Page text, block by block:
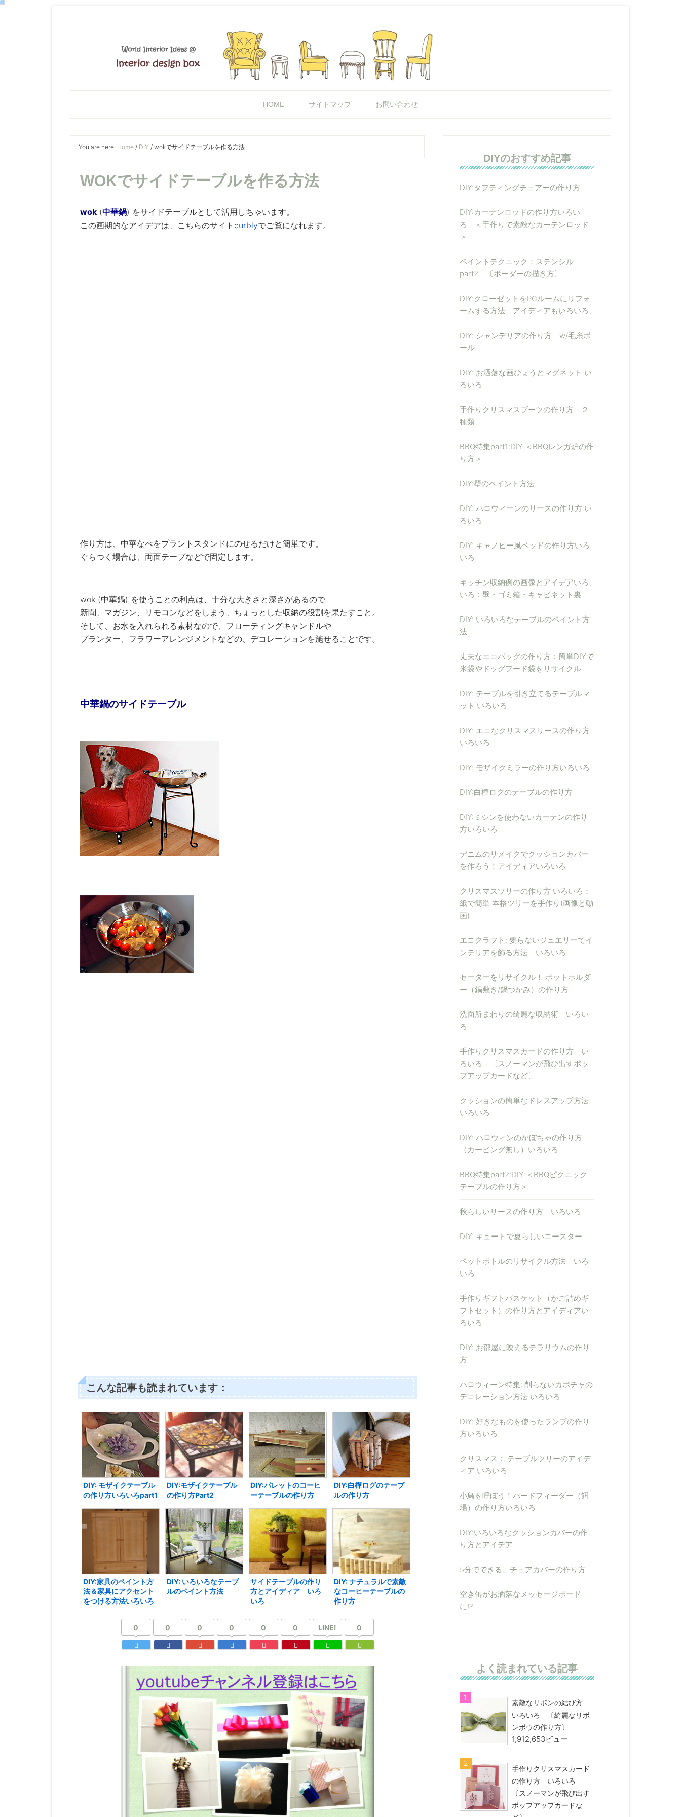
HOME サイトマップ お問い合わせ
You are here: Home / DIY / wokでサイドテーブルを作る方法
WOKでサイドテーブルを作る方法
wok (中華鍋) をサイドテーブルとして活用しちゃいます。
この画期的なアイデアは、こちらのサイト curblyでご覧になれます。
作り方は、中華なべをプラントスタンドにのせるだけと簡単です。
ぐらつく場合は、両面テープなどで固定します。
wok (中華鍋) を使うことの利点は、十分な大きさと深さがあるので
新聞、マガジン、リモコンなどをしまう、ちょっとした収納の役割を果たすこと。
そして、お水を入れられる素材なので、フローティングキャンドルや
プランター、フラワーアレンジメントなどの、デコレーションを施せることです。
中華鍋のサイドテーブル
こんな記事も読まれています：
DIY: モザイクテーブル
の作り方いろいろpart1
DIY:モザイクテーブル
の作り方Part2
DIY:パレットのコーヒ
ーテーブルの作り方
DIY:白樺ログのテーブ
ルの作り方
DIY:家具のペイント方
法＆家具にアクセント
をつける方法いろいろ
DIY: いろいろなテーブ
ルのペイント方法
サイドテーブルの作り
方とアイディア いろ
いろ
DIY: ナチュラルで素敵
なコーヒーテーブルの
作り方
0 0 0 0 0 0 LINE! 0
DIYのおすすめ記事
DIY:タフティングチェアーの作り方
DIY:カーテンロッドの作り方いろい
ろ ＜手作りで素敵なカーテンロッド
＞
ペイントテクニック：ステンシル
part2 〔ボーダーの描き方〕
DIY:クローゼットをPCルームにリフォ
ームする方法 アイディアもいろいろ
DIY: シャンデリアの作り方 w/毛糸ボ
ール
DIY: お洒落な画びょうとマグネット い
ろいろ
手作りクリスマスブーツの作り方 ２
種類
BBQ特集part1:DIY ＜BBQレンガ炉の作
り方＞
DIY:壁のペイント方法
DIY: ハロウィーンのリースの作り方 い
ろいろ
DIY: キャノピー風ベッドの作り方いろ
いろ
キッチン収納例の画像とアイデアいろ
いろ：壁・ゴミ箱・キャビネット裏
DIY: いろいろなテーブルのペイント方
法
丈夫なエコバッグの作り方：簡単DIYで
米袋やドッグフード袋をリサイクル
DIY: テーブルを引き立てるテーブルマ
ット いろいろ
DIY: エコなクリスマスリースの作り方
いろいろ
DIY: モザイクミラーの作り方いろいろ
DIY:白樺ログのテーブルの作り方
DIY:ミシンを使わないカーテンの作り
方いろいろ
デニムのリメイクでクッションカバー
を作ろう！アイディアいろいろ
クリスマスツリーの作り方 いろいろ：
紙で簡単 本格ツリーを手作り(画像と動
画)
エコクラフト: 要らないジュエリーでイ
ンテリアを飾る方法 いろいろ
セーターをリサイクル！ ポットホルダ
ー（鍋敷き/鍋つかみ）の作り方
洗面所まわりの綺麗な収納術 いろい
ろ
手作りクリスマスカードの作り方 い
ろいろ 〔スノーマンが飛び出すポッ
プアップカードなど〕
クッションの簡単なドレスアップ方法
いろいろ
DIY: ハロウィンのかぼちゃの作り方
（カービング無し）いろいろ
BBQ特集part2:DIY ＜BBQピクニック
テーブルの作り方＞
秋らしいリースの作り方 いろいろ
DIY: キュートで夏らしいコースター
ペットボトルのリサイクル方法 いろ
いろ
手作りギフトバスケット（かご詰めギ
フトセット）の作り方とアイディアい
ろいろ
DIY: お部屋に映えるテラリウムの作り
方
ハロウィーン特集: 削らないカボチャの
デコレーション方法 いろいろ
DIY: 好きなものを使ったランプの作り
方いろいろ
クリスマス： テーブルツリーのアイデ
ィア いろいろ
小鳥を呼ぼう！バードフィーダー（餌
場）の作り方いろいろ
DIY:いろいろなクッションカバーの作
り方とアイデア
5分でできる、チェアカバーの作り方
空き缶がお洒落なメッセージボード
に!?
よく読まれている記事
素敵なリボンの結び方
いろいろ 〔綺麗なリボ
ンボウの作り方〕
1,912,653ビュー
手作りクリスマスカード
の作り方 いろいろ
〔スノーマンが飛び出す
ポップアップカードな